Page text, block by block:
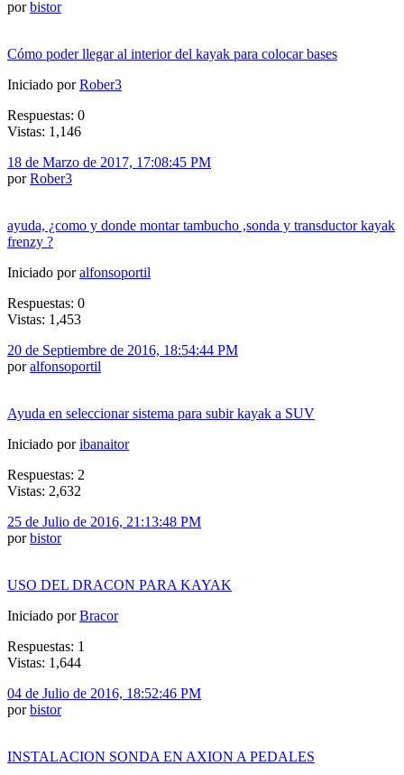
porbistor
Cómo poder llegar al interior del kayak para colocar bases
Iniciado porRober3
Respuestas: 0
Vistas: 1,146
18 de Marzo de 2017, 17:08:45 PM
porRober3
ayuda, ¿como y donde montar tambucho ,sonda y transductor kayak
frenzy ?
Iniciado poralfonsoportil
Respuestas: 0
Vistas: 1,453
20 de Septiembre de 2016, 18:54:44 PM
poralfonsoportil
Ayuda en seleccionar sistema para subir kayak a SUV
Iniciado poribanaitor
Respuestas: 2
Vistas: 2,632
25 de Julio de 2016, 21:13:48 PM
porbistor
USO DEL DRACON PARA KAYAK
Iniciado porBracor
Respuestas: 1
Vistas: 1,644
04 de Julio de 2016, 18:52:46 PM
porbistor
INSTALACION SONDA EN AXION A PEDALES